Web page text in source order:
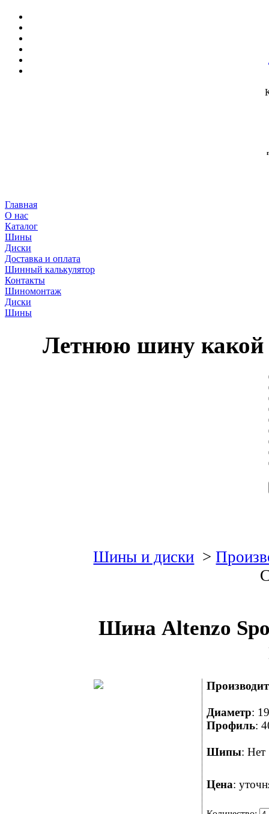
Главная
О нас
Каталог
Шины
Диски
Доставка и оплата
Шинный калькулятор
Контакты
Шиномонтаж
Диски
Шины
Летнюю шину какой
Шины и диски >
Шина Altenzo
Диаметр:
Профиль:
Шипы:
Цена: